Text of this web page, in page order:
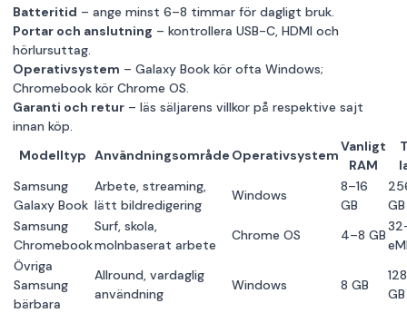
Batteritid – ange minst 6–8 timmar för dagligt bruk.
Portar och anslutning – kontrollera USB-C, HDMI och
hörlursuttag.
Operativsystem – Galaxy Book kör ofta Windows;
Chromebook kör Chrome OS.
Garanti och retur – läs säljarens villkor på respektive sajt
innan köp.
Modelltyp Användningsområde Operativsystem
Vanligt
RAM
Samsung
Galaxy Book
Arbete, streaming,
lätt bildredigering
Windows
8–16
GB
Samsung
Chromebook
Surf, skola,
molnbaserat arbete
Chrome OS 4–8 GB
Övriga
Samsung
bärbara
Allround, vardaglig
användning
Windows 8 GB